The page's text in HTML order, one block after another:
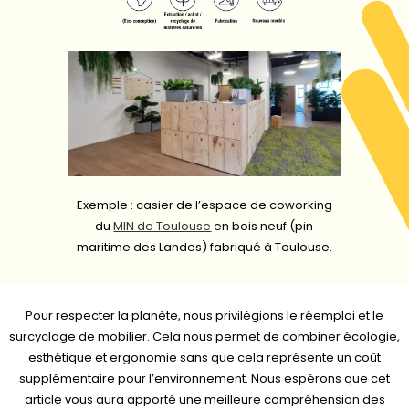
Exemple : casier de l’espace de coworking
duMIN de Toulouse en bois neuf (pin
maritime des Landes) fabriqué à Toulouse.
Pour respecter la planète, nous privilégions le réemploi et le
surcyclage de mobilier. Cela nous permet de combiner écologie,
esthétique et ergonomie sans que cela représente un coût
supplémentaire pour l’environnement. Nous espérons que cet
article vous aura apporté une meilleure compréhension des